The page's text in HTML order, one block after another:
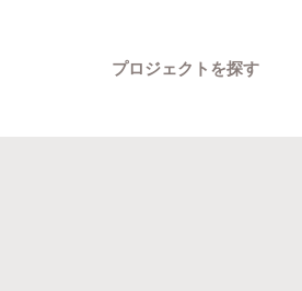
プロジェクトを探す